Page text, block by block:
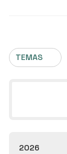
TEMAS
2026